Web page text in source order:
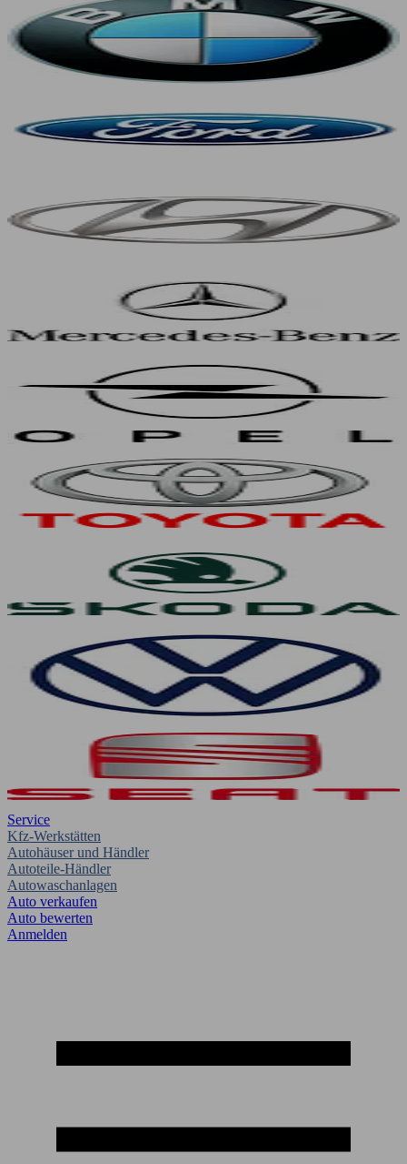
Service
Kfz-Werkstätten
Autohäuser und Händler
Autoteile-Händler
Autowaschanlagen
Auto verkaufen
Auto bewerten
Anmelden